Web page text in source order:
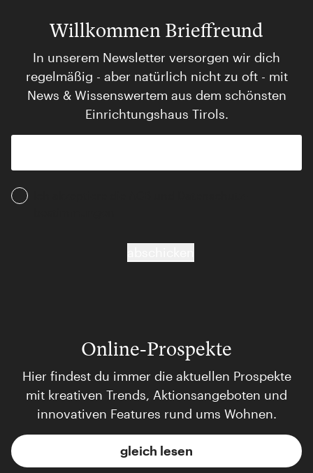
Willkommen Brieffreund
In unserem Newsletter versorgen wir dich
regelmäßig - aber natürlich nicht zu oft - mit
News & Wissenswertem aus dem schönsten
Einrichtungshaus Tirols.
Online-Prospekte
Hier findest du immer die aktuellen Prospekte
mit kreativen Trends, Aktionsangeboten und
innovativen Features rund ums Wohnen.
gleich lesen